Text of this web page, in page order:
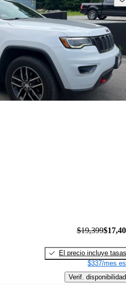
$19,399
El precio incluye tasas
$337/mes
Verif. disponibilidad